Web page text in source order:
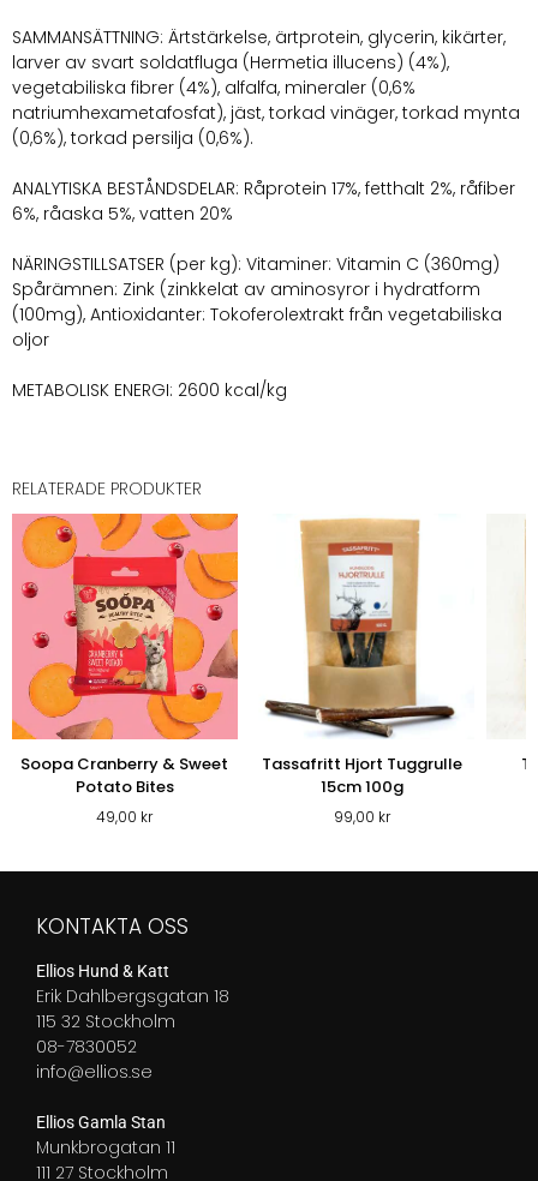
SAMMANSÄTTNING: Ärtstärkelse, ärtprotein, glycerin, kikärter,
larver av svart soldatfluga (Hermetia illucens) (4%),
vegetabiliska fibrer (4%), alfalfa, mineraler (0,6%
natriumhexametafosfat), jäst, torkad vinäger, torkad mynta
(0,6%), torkad persilja (0,6%).
ANALYTISKA BESTÅNDSDELAR: Råprotein 17%, fetthalt 2%, råfiber
6%, råaska 5%, vatten 20%
NÄRINGSTILLSATSER (per kg): Vitaminer: Vitamin C (360mg)
Spårämnen: Zink (zinkkelat av aminosyror i hydratform
(100mg), Antioxidanter: Tokoferolextrakt från vegetabiliska
oljor
METABOLISK ENERGI: 2600 kcal/kg
RELATERADE PRODUKTER
Soopa Cranberry & Sweet
Potato Bites
49,00 kr
Tassafritt Hjort Tuggrulle
15cm 100g
99,00 kr
KONTAKTA OSS
Ellios Hund & Katt
Erik Dahlbergsgatan 18
115 32 Stockholm
08-7830052
info@ellios.se
Ellios Gamla Stan
Munkbrogatan 11
111 27 Stockholm